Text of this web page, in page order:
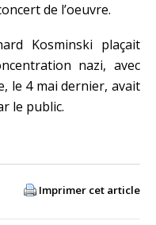
de l’oeuvre.
Kosminski plaçait
nazi, avec
le 4 mai dernier, avait
le public.
Imprimer cet article